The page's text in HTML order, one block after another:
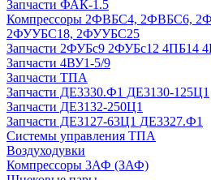
Запчасти ФАК-1.5
Компрессоры 2ФВБС4, 2ФВБС6,
2ФУУБС18, 2ФУУБС25
Запчасти 2ФУБс9 2ФУБс12 4ПБ14
Запчасти 4ВУ1-5/9
Запчасти ТПА
Запчасти ДЕ3330.Ф1 ДЕ3130-125Ц1
Запчасти ДЕ3132-250Ц1
Запчасти ДЕ3127-63Ц1 ДЕ3327.Ф1
Системы управления ТПА
Воздуходувки
Компрессоры 3АФ (ЗАФ)